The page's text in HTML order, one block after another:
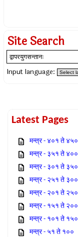
Site Search
Input language:
Latest Pages
मन्त्र - ४०१ ते ४५०
मन्त्र - ३५१ ते ४००
मन्त्र - ३०१ ते ३५०
मन्त्र - २५१ ते ३००
मन्त्र - २०१ ते २५०
मन्त्र - १५१ ते २००
मन्त्र - १०१ ते १५०
मन्त्र - ५१ ते १००